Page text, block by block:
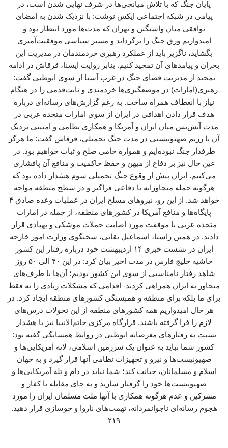
پایان جنگ که با تلاش میانجی‌ها در شرف نهایی شدن است، در
پیامی در شبکه اجتماعی ایکس نوشت: با نزدیک شدن به امضای
توافقی میان واشنگتن و تهران که مدت‌ها مورد انتظار بود و
امیدواریم ورق جنگ را برگرداند و مسیر سیاسی موفقیت‌آمیزی
بگشاید، ناگزیر باید از عملکرد رهبری خردمندمان در مدیریت این
بحران و پیامدهای آن تمجید کنیم. بنابر روایت ایسنا، قرقاش در ادامه
تمجید از مدیریت فضای جنگ در غرب آسیا از سوی ابوظبی گفت:
رهبری(امارات) در موضعگیری‌ها خردمندی و ثابت‌قدمی را در هنگام
نیاز با انعطاف همراه ساخت. به رغم گزارش‌های رسانه‌ای درباره
هدف قرار دادن اهدافی در ایران از سوی امارات متحده عربی در
مدت آتش‌بس میان ایران و آمریکا و همکاری نظامی و امنیتی نزدیک
آن با رژیم صهیونیستی در مدت جنگ تحمیلی، قرقاش گفت: ما هرگز
طرفدار جنگ نبوده‌ایم و همواره حامی صلح و ثبات خواهیم بود. در
عین حال نیز بر دفاع از میهن و حفظ حاکمیت و منافع آن پافشاری
می‌کنیم. ایران پیش از وقوع جنگ تحمیلی سوم هشدار داده بود که
هرگونه حمله متجاوزانه با دفاعی فراگیر و در سطح منطقه مواجه
خواهد شد. از این رو، نیروهای مسلح ایران در عملیات وعده صادق ۴
پایگاه‌ها و منافع آمریکا در کشورهای منطقه، از جمله در امارات
متحده عربی با موفقت مورد اصابت حملات موشکی و پهپادی قرار
دادند. در همین راستا، اسماعیل بقائی، سخنگوی وزارت امور خارجه
ایران در نشست خبری ۱۴ اردیبهشت خود درباره رفتار این کشور
حاشیه خلیج فارس در مدت اخیر بیان کرد: در این ۴۰ الی ۵۰ روز
شاهد رفتار نامناسبی از سوی این کشور بودیم؛ آن‌ها با طرف‌های
متجاوز به ایران همراهی کردند- اقدامی که مشکلات زیادی را نه فقط
برای ما بلکه برای منطقه و همبستگی کشورهای منطقه ایجاد کرد. در
هر حال امیدواریم همه کشورهای منطقه از این تحولات درس‌های
لازم را فرا گرفته باشند. قرارگاه مرکزی خاتم‌الانبیا نیز با هشدار
نسبت به رفتارهای مغرضانه ابوظبی در روابط همسایگی گفته بود:
کشور شما نباید به عنوان یک سرزمین اسلامی، لانه آمریکایی‌ها و
صهیونیست‌ها و نیرو و تجهیزات نظامی آنها قرار گیرد و به جهان
اسلام و مسلمانان، خیانت کند؛ شما نباید در دام و تله‌ آمریکایی‌ها و
صهیونیست‌ها خود را گرفتار سازید و به جای مقابله با کفار و
مشرکین و عدم هرگونه همکاری با آنها ملت مسلمان ایران را مورد
هجوم رسانه‌ای ناجوانمردانه، تهمت‌های ناروا و جوسازی قرار دهید.
۲۱۹